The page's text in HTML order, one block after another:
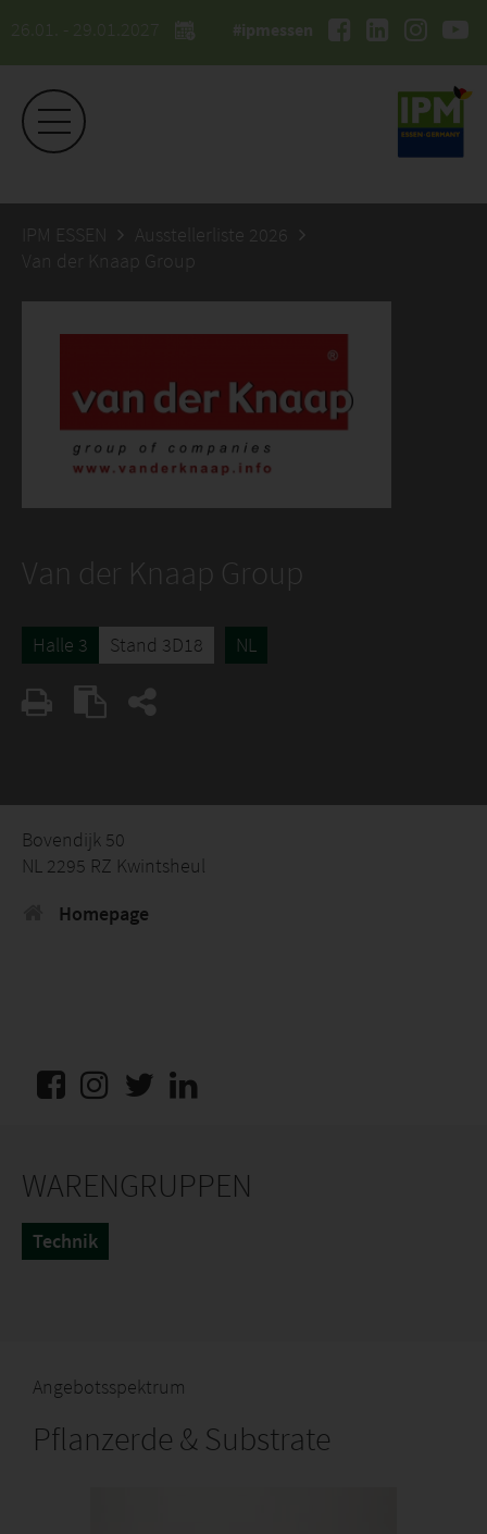
26.01. - 29.01.2027 #ipmessen
IPM ESSEN
Ausstellerliste 2026
Van der Knaap Group
Van der Knaap Group
Halle 3 Stand 3D18 NL
Bovendijk 50
NL 2295 RZ Kwintsheul
Homepage
WARENGRUPPEN
Technik
Angebotsspektrum
Pflanzerde & Substrate